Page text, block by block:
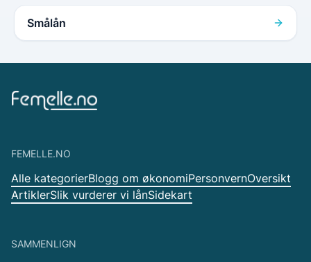
Smålån
FEMELLE.NO
Alle kategorierBlogg om økonomiPersonvernOversikt
ArtiklerSlik vurderer vi lånSidekart
SAMMENLIGN